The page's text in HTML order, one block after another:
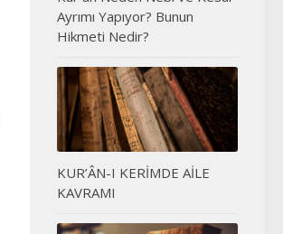
Ayrımı Yapıyor? Bunun
Hikmeti Nedir?
KUR’ÂN-I KERİMDE AİLE
KAVRAMI